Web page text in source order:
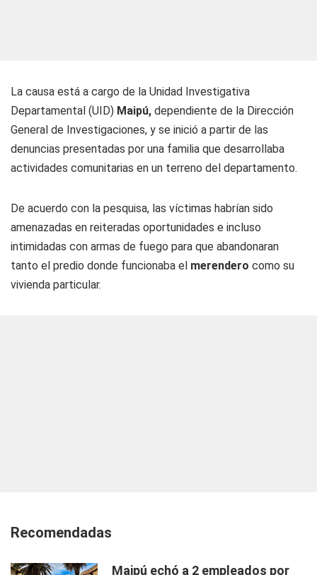
La causa está a cargo de la Unidad Investigativa
Departamental (UID) Maipú, dependiente de la Dirección
General de Investigaciones, y se inició a partir de las
denuncias presentadas por una familia que desarrollaba
actividades comunitarias en un terreno del departamento.
De acuerdo con la pesquisa, las víctimas habrían sido
amenazadas en reiteradas oportunidades e incluso
intimidadas con armas de fuego para que abandonaran
tanto el predio donde funcionaba el merendero como su
vivienda particular.
Recomendadas
Maipú echó a 2 empleados por